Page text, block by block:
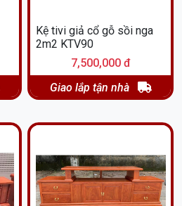
Kệ tivi giả cổ gỗ sồi nga
2m2 KTV90
7,500,000 đ
Giao lắp tận nhà